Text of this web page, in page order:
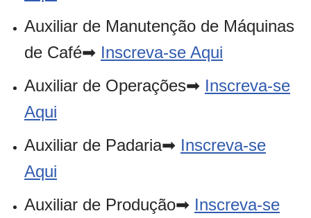
Auxiliar de Manutenção de Máquinas
de Café➡ Inscreva-se Aqui
Auxiliar de Operações➡ Inscreva-se
Aqui
Auxiliar de Padaria➡ Inscreva-se
Aqui
Auxiliar de Produção➡ Inscreva-se